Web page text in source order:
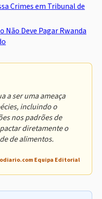
Crimes em Tribunal de
Não Deve Pagar Rwanda
a ser uma ameaça
incluindo o
nos padrões de
diretamente o
de alimentos.
Equipa Editorial